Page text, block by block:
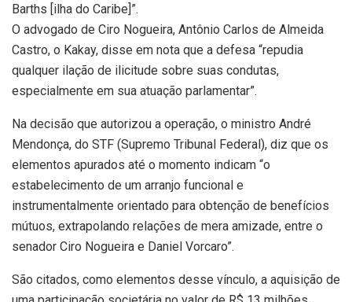
Barths [ilha do Caribe]”.
O advogado de Ciro Nogueira, Antônio Carlos de Almeida
Castro, o Kakay, disse em nota que a defesa “repudia
qualquer ilação de ilicitude sobre suas condutas,
especialmente em sua atuação parlamentar”.
Na decisão que autorizou a operação, o ministro André
Mendonça, do STF (Supremo Tribunal Federal), diz que os
elementos apurados até o momento indicam “o
estabelecimento de um arranjo funcional e
instrumentalmente orientado para obtenção de benefícios
mútuos, extrapolando relações de mera amizade, entre o
senador Ciro Nogueira e Daniel Vorcaro”.
São citados, como elementos desse vínculo, a aquisição de